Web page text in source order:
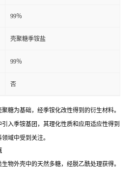
99％
壳聚糖季铵盐
99％
否
糖为基础，经季铵化改性得到的衍生材料。
入季铵基团，其理化性质和应用适应性得到
域中受到关注。
物外壳中的天然多糖，经脱乙酰处理获得。